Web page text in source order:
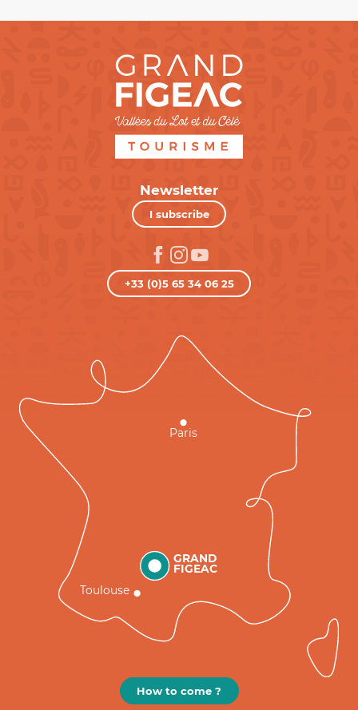
Newsletter
I subscribe
+33 (0)5 65 34 06 25
GRAND
FIGEAC
Toulouse
Paris
How to come ?